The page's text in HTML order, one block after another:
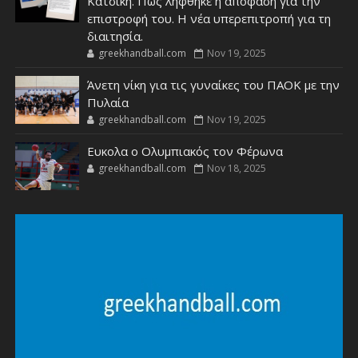
επιστροφή του. Η νέα υπερεπιτροπή για τη
διαιτησία.
greekhandball.com Nov 19, 2025
Άνετη νίκη για τις γυναίκες του ΠΑΟΚ με την
Πυλαία
greekhandball.com Nov 19, 2025
Ευκολα ο Ολυμπιακός τον Φέρωνα
greekhandball.com Nov 18, 2025